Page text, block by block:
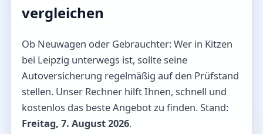
vergleichen
Ob Neuwagen oder Gebrauchter: Wer in Kitzen
bei Leipzig unterwegs ist, sollte seine
Autoversicherung regelmäßig auf den Prüfstand
stellen. Unser Rechner hilft Ihnen, schnell und
kostenlos das beste Angebot zu finden. Stand:
Freitag, 7. August 2026.